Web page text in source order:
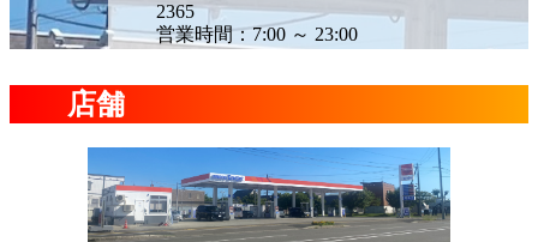
2365
営業時間：7:00 ～ 23:00
店舗